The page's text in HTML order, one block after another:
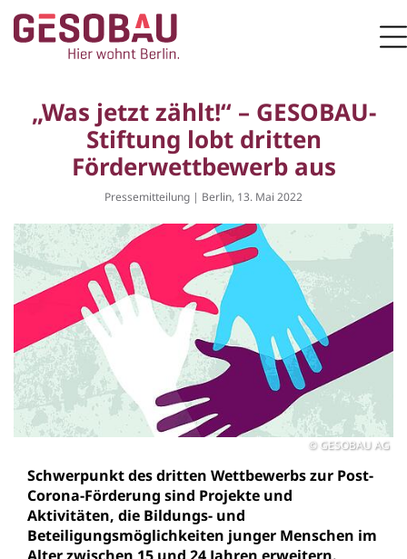
ZUM HAUPTINHALT SPRINGEN
Zur Startseite
„Was jetzt zählt!“ – GESOBAU-
Stiftung lobt dritten
Förderwettbewerb aus
Pressemitteilung | Berlin, 13. Mai 2022
GESOBAU AG
Schwerpunkt des dritten Wettbewerbs zur Post-
Corona-Förderung sind Projekte und
Aktivitäten, die Bildungs- und
Beteiligungsmöglichkeiten junger Menschen im